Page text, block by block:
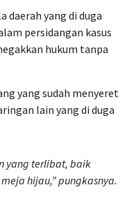
daerah yang di duga
persidangan kasus
hukum tanpa
yang sudah menyeret
lain yang di duga
yang terlibat, baik
hijau,” pungkasnya.